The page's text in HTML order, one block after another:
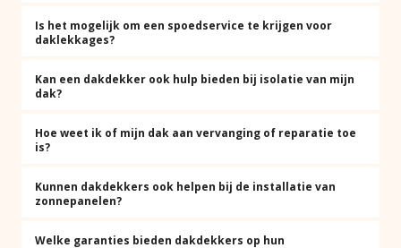
Is het mogelijk om een spoedservice te krijgen voor
daklekkages?
Kan een dakdekker ook hulp bieden bij isolatie van mijn
dak?
Hoe weet ik of mijn dak aan vervanging of reparatie toe
is?
Kunnen dakdekkers ook helpen bij de installatie van
zonnepanelen?
Welke garanties bieden dakdekkers op hun